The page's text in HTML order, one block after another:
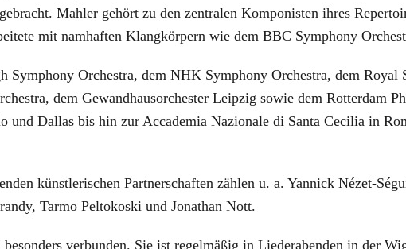
Mahler gehört zu den zentralen Komponisten ihres
mit namhaften Klangkörpern wie dem BBC Symphony
Symphony Orchestra, dem NHK Symphony Orchestra, dem Royal
dem Gewandhausorchester Leipzig sowie dem Rotterdam
und Dallas bis hin zur Accademia Nazionale di Santa Cecilia in
künstlerischen Partnerschaften zählen u. a. Yannick Nézet-
Tarmo Peltokoski und Jonathan Nott.
verbunden. Sie ist regelmäßig in Liederabenden in der